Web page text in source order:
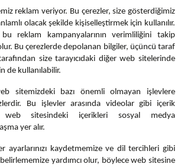
reklam veriyor. Bu çerezler, size gösterdiğimiz
olacak şekilde kişiselleştirmek için kullanılır.
reklam kampanyalarının verimliliğini takip
Bu çerezlerde depolanan bilgiler, üçüncü taraf
tarafından size tarayıcıdaki diğer web sitelerinde
de kullanılabilir.
sitemizdeki bazı önemli olmayan işlevlere
Bu işlevler arasında videolar gibi içerik
web sitesindeki içerikleri sosyal medya
yer alır.
ayarlarınızı kaydetmemize ve dil tercihleri gibi
yardımcı olur, böylece web sitesine